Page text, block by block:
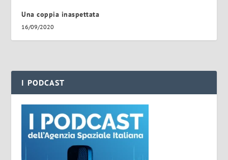
Una coppia inaspettata
16/09/2020
I PODCAST